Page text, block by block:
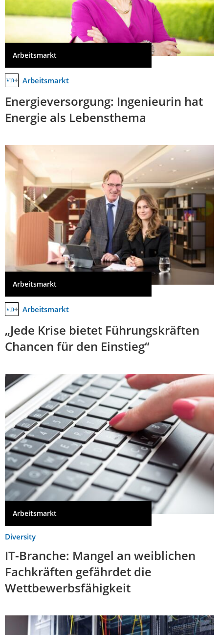
Arbeitsmarkt
Arbeitsmarkt
Energieversorgung: Ingenieurin hat
Energie als Lebensthema
Arbeitsmarkt
Arbeitsmarkt
„Jede Krise bietet Führungskräften
Chancen für den Einstieg“
Arbeitsmarkt
Diversity
IT-Branche: Mangel an weiblichen
Fachkräften gefährdet die
Wettbewerbsfähigkeit